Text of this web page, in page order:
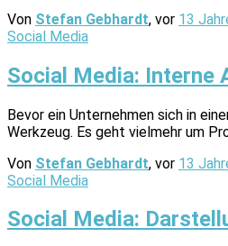
Von Stefan Gebhardt, vor 13
Social Media
Social Media: Interne
Bevor ein Unternehmen sich in
Werkzeug. Es geht vielmehr um
Von Stefan Gebhardt, vor 13
Social Media
Social Media: